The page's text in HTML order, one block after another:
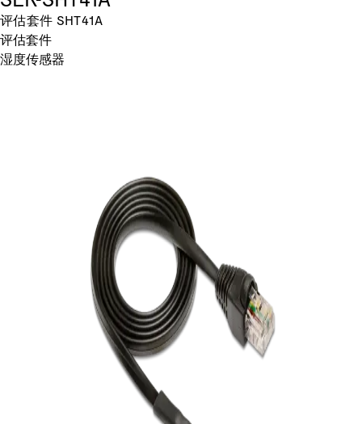
评估套件 SHT41A
评估套件
湿度传感器